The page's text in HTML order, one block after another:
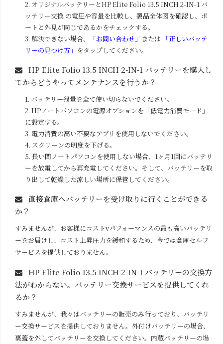
2. オリジナルバッテリーとHP Elite Folio 13.5 INCH 2-IN-1 バ
ッテリー交換 の電圧や容量を比較し、製品全体図を確認し、ポ
ートと外見が同じであるかをチェックする。
3. 解決できない場合、
「お問い合わせ」 または
「正しいバッテ
リーの見つけ方」 をタップしてください。
HP Elite Folio 13.5 INCH 2-IN-1 バッテリーを購入し
てからどうやってメンテナンスを行うか？
1. バッテリー残量を全て使い切らないでください。
2. HPノートパソコンの電源オプションを「低電力消費モード」
に設定する。
3. 電力消費の高い不要なアプリを使用しないでください。
4. スクリーンの明度を下げる。
5. 長い間ノートパソコンを使用しない場合、1ヶ月1回にバッテリ
ーを放電してから再充電してください。そして、バッテリーを取
り出して乾燥した涼しい場所に保管してください。
直接倉庫へバッテリーを受け取りに行くことができる
か？
すみませんが、お客様にコストvパフォーマンスの最も高いバッテリ
ーをお届けし、コスト上昇圧力を緩和するため、今では倉庫セルフ
サービスを提供しておりません。
HP Elite Folio 13.5 INCH 2-IN-1 バッテリーの交換方
法がわからない。バッテリー交換サービスを提供してくれ
るか？
すみませんが、我々はバッテリーの販売のみ行っており、バッテリ
ー交換サービスを提供しておりません。外付けバッテリーの場合、
裏蓋を外してバッテリーを交換してください。内蔵バッテリーの場